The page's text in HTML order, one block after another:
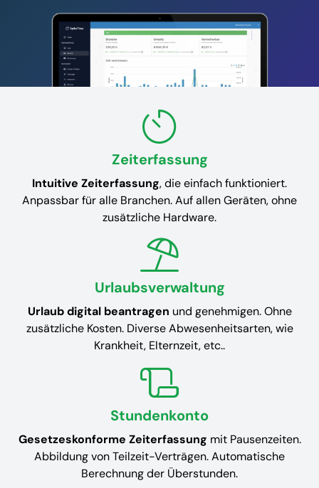
Zeiterfassung
Intuitive Zeiterfassung, die einfach funktioniert.
Anpassbar für alle Branchen. Auf allen Geräten, ohne
zusätzliche Hardware.
Urlaubsverwaltung
Urlaub digital beantragen und genehmigen. Ohne
zusätzliche Kosten. Diverse Abwesenheitsarten, wie
Krankheit, Elternzeit, etc..
Stundenkonto
Gesetzeskonforme Zeiterfassung mit Pausenzeiten.
Abbildung von Teilzeit-Verträgen. Automatische
Berechnung der Überstunden.